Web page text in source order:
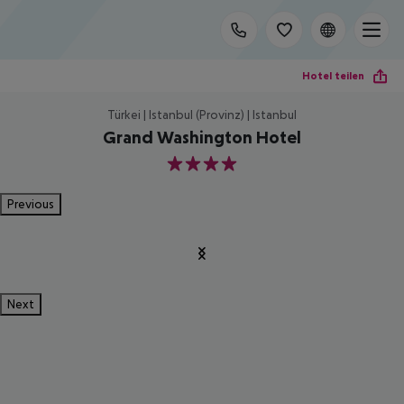
Hotel teilen
Türkei | Istanbul (Provinz) | Istanbul
Grand Washington Hotel
4
Previous
Next